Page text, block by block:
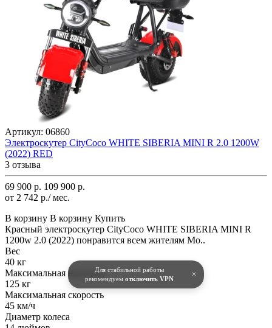
Для стабильной работы
рекомендуем отключить VPN ×
Артикул: 06860
Электроскутер CityCoco WHITE SIBERIA MINI R 2.0 1200W
(2022) RED
3 отзыва
69 900 р. 109 900 р.
от 2 742 р./ мес.
В корзину В корзину Купить
Красный электроскутер CityCoco WHITE SIBERIA MINI R
1200w 2.0 (2022) понравится всем жителям Мо..
Вес
40 кг
Максимальная нагрузка
125 кг
Максимальная скорость
45 км/ч
Диаметр колеса